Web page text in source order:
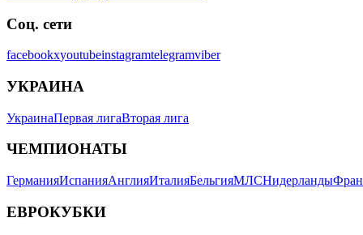
Соц. сети
facebookxyoutubeinstagramtelegramviber
УКРАИНА
УкраинаПервая лигаВторая лига
ЧЕМПИОНАТЫ
ГерманияИспанияАнглияИталияБельгияМЛСНидерланды
ЕВРОКУБКИ